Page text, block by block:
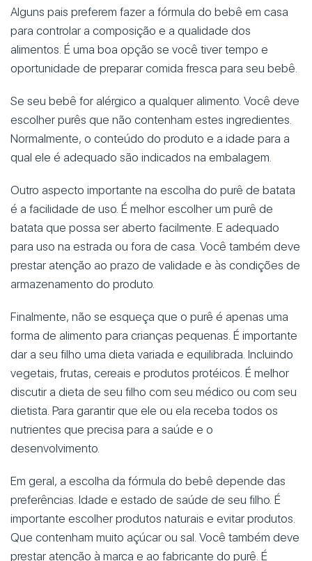
Alguns pais preferem fazer a fórmula do bebê em casa
para controlar a composição e a qualidade dos
alimentos. É uma boa opção se você tiver tempo e
oportunidade de preparar comida fresca para seu bebê.
Se seu bebê for alérgico a qualquer alimento. Você deve
escolher purês que não contenham estes ingredientes.
Normalmente, o conteúdo do produto e a idade para a
qual ele é adequado são indicados na embalagem.
Outro aspecto importante na escolha do purê de batata
é a facilidade de uso. É melhor escolher um purê de
batata que possa ser aberto facilmente. E adequado
para uso na estrada ou fora de casa. Você também deve
prestar atenção ao prazo de validade e às condições de
armazenamento do produto.
Finalmente, não se esqueça que o purê é apenas uma
forma de alimento para crianças pequenas. É importante
dar a seu filho uma dieta variada e equilibrada. Incluindo
vegetais, frutas, cereais e produtos protéicos. É melhor
discutir a dieta de seu filho com seu médico ou com seu
dietista. Para garantir que ele ou ela receba todos os
nutrientes que precisa para a saúde e o
desenvolvimento.
Em geral, a escolha da fórmula do bebê depende das
preferências. Idade e estado de saúde de seu filho. É
importante escolher produtos naturais e evitar produtos.
Que contenham muito açúcar ou sal. Você também deve
prestar atenção à marca e ao fabricante do purê. É